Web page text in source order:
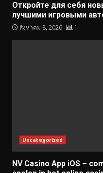
Откройте для себя
лучшими игровыми
สิงหาคม 8, 2026 1
Uncategorized
NV Casino App iOS –